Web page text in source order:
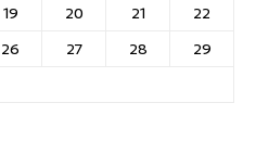
19 20 21
22
26 27 28
29